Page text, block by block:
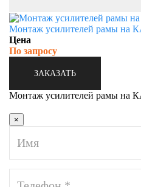
Монтаж усилителей рамы на
Цена
По запросу
ЗАКАЗАТЬ
Монтаж усилителей рамы на
×